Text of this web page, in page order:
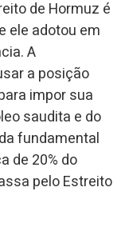
de Hormuz é
ele adotou em
A
a posição
impor sua
saudita e do
fundamental
de 20% do
pelo Estreito